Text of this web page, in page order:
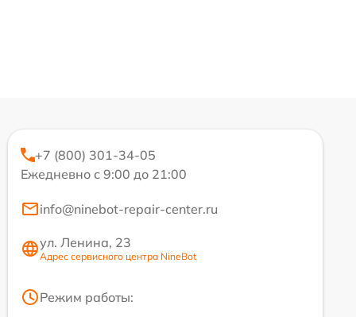
+7 (800) 301-34-05
Ежедневно с 9:00 до 21:00
info@ninebot-repair-center.ru
ул. Ленина, 23
Адрес сервисного центра NineBot
Режим работы: